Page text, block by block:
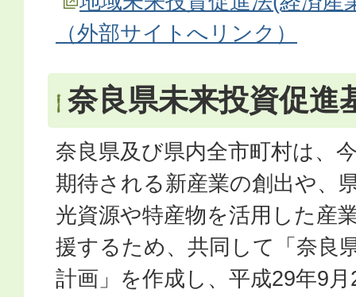
（外部サイトへリンク）
奈良県未来投資促進
奈良県及び県内全市町村は、
期待される新産業の創出や、
光資源や特産物を活用した産
援するため、共同して「奈良
計画」を作成し、平成29年9